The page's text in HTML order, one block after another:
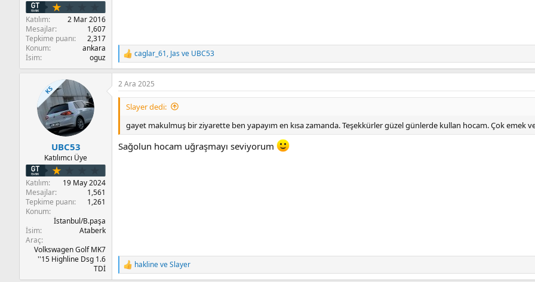
Katılım
2 Mar 2016
Mesajlar
1,607
Tepkime puanı
2,317
Konum
ankara
İsim
oguz
T
e
p
k
i
:
caglar_61, Jas ve UBC53
KS
UBC53
Katılımcı Üye
Katılım
19 May 2024
Mesajlar
1,561
Tepkime puanı
1,261
Konum
İstanbul/B.paşa
İsim
Ataberk
Araç
Volkswagen Golf MK7
''15 Highline Dsg 1.6
TDİ
2 Ara 2025
Slayer dedi:
gayet makulmuş bir ziyarette ben yapayım en kısa zamanda. Teşekkürler güzel günlerde kullan hocam. Çok emek
Sağolun hocam uğraşmayı seviyorum
T
e
haklineveSlayer